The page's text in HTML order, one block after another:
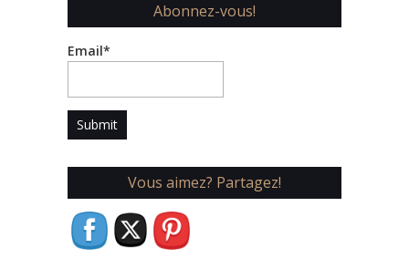
Abonnez-vous!
Email*
Vous aimez? Partagez!